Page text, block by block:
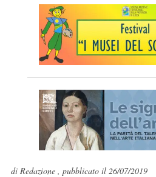
di Redazione , pubblicato il 26/07/2019